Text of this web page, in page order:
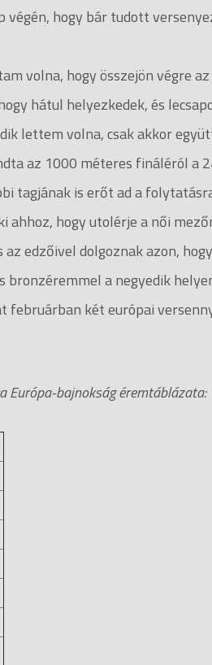
hogy bár tudott
volna, hogy összejön végre
hátul helyezkedek, és
lettem volna, csak akkor
az 1000 méteres fináléról a
tagjának is erőt ad a
ahhoz, hogy utolérje a női
edzőivel dolgoznak azon,
bronzéremmel a negyedik
két európai
Európa-bajnokság éremtáblázata: